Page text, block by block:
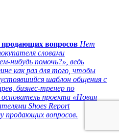
продающих вопросов Нет
словами
нибудь помочь?», ведь
как раз для того, чтобы
шаблон общения с
бизнес-тренер по
проекта «Новая
Shoes Report
продающих вопросов.